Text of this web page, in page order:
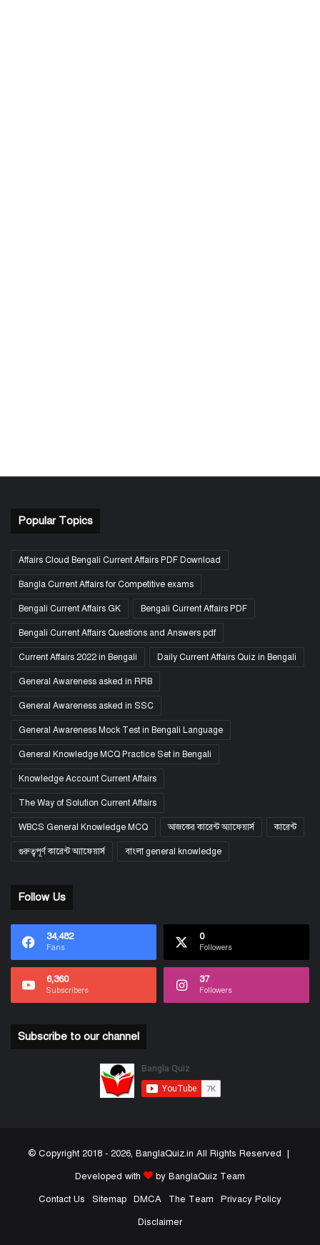
Popular Topics
Affairs Cloud Bengali Current Affairs PDF Download
Bangla Current Affairs for Competitive exams
Bengali Current Affairs GK Bengali Current Affairs PDF
Bengali Current Affairs Questions and Answers pdf
Current Affairs 2022 in Bengali Daily Current Affairs Quiz in Bengali
General Awareness asked in RRB
General Awareness asked in SSC
General Awareness Mock Test in Bengali Language
General Knowledge MCQ Practice Set in Bengali
Knowledge Account Current Affairs
The Way of Solution Current Affairs
WBCS General Knowledge MCQ আজকের কারেন্ট অ্যাফেয়ার্স কারেন্ট
গুরুত্বপূর্ণ কারেন্ট অ্যাফেয়ার্স বাংলা general knowledge
Follow Us
34,482
Fans
0
Followers
6,360
Subscribers
37
Followers
Subscribe to our channel
© Copyright 2018 - 2026, BanglaQuiz.in All Rights Reserved |
Developed with
by BanglaQuiz Team
Contact Us
Sitemap DMCA The Team
Privacy Policy
Disclaimer